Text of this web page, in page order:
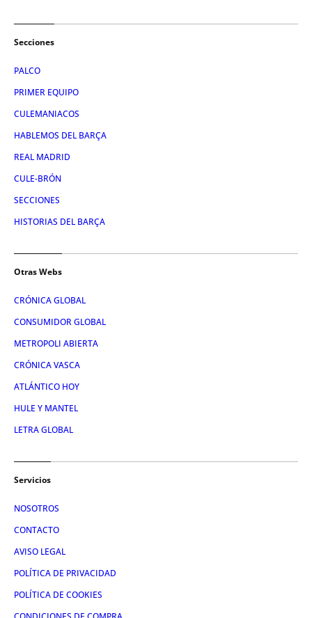
Secciones
PALCO
PRIMER EQUIPO
CULEMANIACOS
HABLEMOS DEL BARÇA
REAL MADRID
CULE-BRÓN
SECCIONES
HISTORIAS DEL BARÇA
Otras Webs
CRÓNICA GLOBAL
CONSUMIDOR GLOBAL
METROPOLI ABIERTA
CRÓNICA VASCA
ATLÁNTICO HOY
HULE Y MANTEL
LETRA GLOBAL
Servicios
NOSOTROS
CONTACTO
AVISO LEGAL
POLÍTICA DE PRIVACIDAD
POLÍTICA DE COOKIES